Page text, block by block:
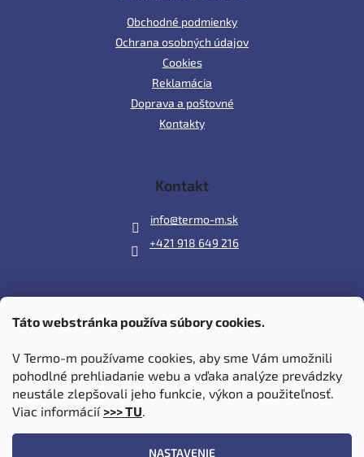
Táto webstránka používa súbory cookies.
V Termo-m používame cookies, aby sme Vám umožnili
pohodlné prehliadanie webu a vďaka analýze prevádzky
neustále zlepšovali jeho funkcie, výkon a použiteľnosť.
Viac informácií >>> TU.
NASTAVENIE
Obchodné podmienky
Ochrana osobných údajov
Cookies
Reklamácia
Doprava a poštovné
Kontakty
Kontakt
info@termo-m.sk
+421 918 649 216
Prijímame online platby